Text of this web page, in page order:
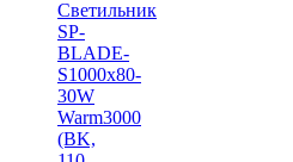
Светильник
SP-
BLADE-
S1000x80-
30W
Warm3000
(BK,